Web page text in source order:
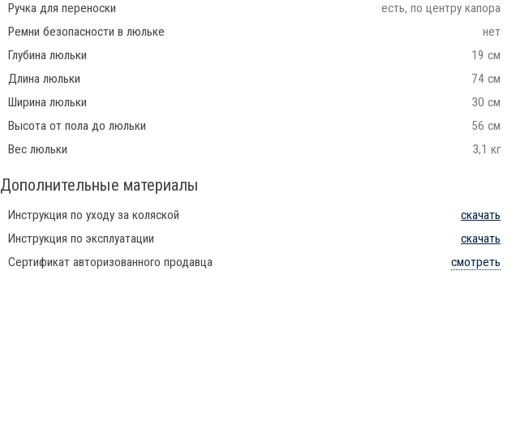
Ручка для переноски
есть, по центру капора
Ремни безопасности в люльке
нет
Глубина люльки
19 см
Длина люльки
74 см
Ширина люльки
30 см
Высота от пола до люльки
56 см
Вес люльки
3,1 кг
Дополнительные материалы
Инструкция по уходу за коляской
скачать
Инструкция по эксплуатации
скачать
Сертификат авторизованного продавца
смотреть